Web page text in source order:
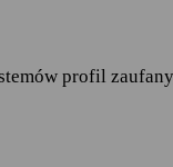
korzystania z
spraw informatyzacji
profil